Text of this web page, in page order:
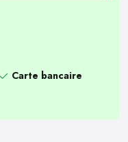
Carte bancaire